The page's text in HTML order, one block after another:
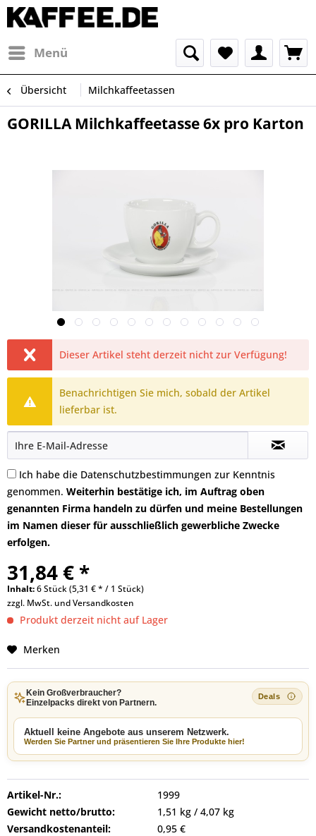
Menü
Übersicht Milchkaffeetassen
GORILLA Milchkaffeetasse 6x pro Karton
Dieser Artikel steht derzeit nicht zur Verfügung!
Benachrichtigen Sie mich, sobald der Artikel
lieferbar ist.
Ich habe die Datenschutzbestimmungen zur Kenntnis
genommen. Weiterhin bestätige ich, im Auftrag oben
genannten Firma handeln zu dürfen und meine Bestellungen
im Namen dieser für ausschließlich gewerbliche Zwecke
erfolgen.
31,84 € *
Inhalt:6 Stück (5,31 € * / 1 Stück)
zzgl. MwSt. undVersandkosten
Produkt derzeit nicht auf Lager
Merken
Kein Großverbraucher?
Einzelpacks direkt von Partnern.
Aktuell keine Angebote aus unserem Netzwerk.
Werden Sie Partner und präsentieren Sie Ihre Produkte hier!
Artikel-Nr.:
1999
Gewicht netto/brutto:
1,51 kg / 4,07 kg
Versandkostenanteil:
0,95 €